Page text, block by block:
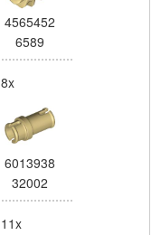
4565452
6589
8x
6013938
32002
11x